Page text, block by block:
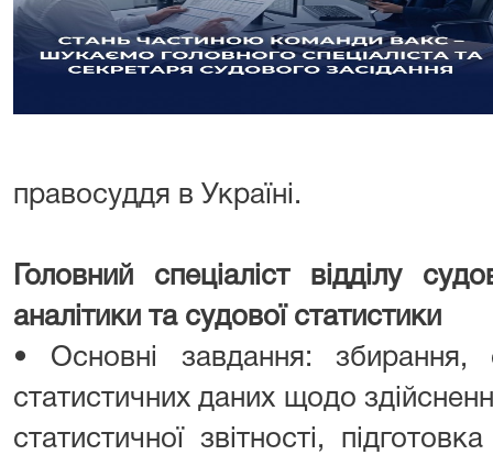
правосуддя в Україні.
Головний спеціаліст відділу
аналітики та судової статистики
• Основні завдання: збирання,
статистичних даних щодо
статистичної звітності,